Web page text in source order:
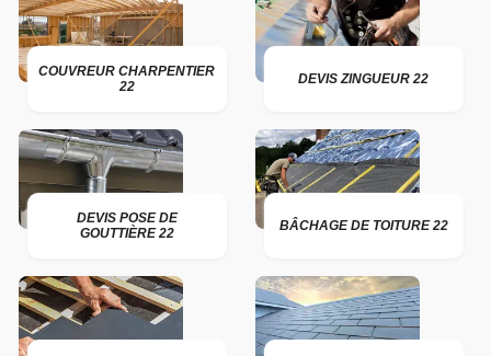
COUVREUR CHARPENTIER
22
DEVIS ZINGUEUR 22
DEVIS POSE DE
GOUTTIÈRE 22
BÂCHAGE DE TOITURE 22